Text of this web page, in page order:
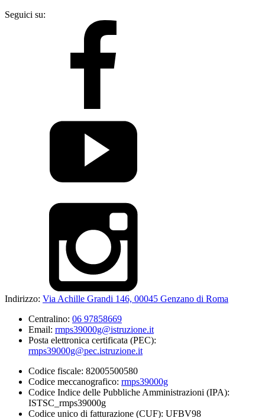
Seguici su:
Indirizzo: Via Achille Grandi 146, 00045 Genzano di Roma
Centralino: 06 97858669
Email: rmps39000g@istruzione.it
Posta elettronica certificata (PEC):
rmps39000g@pec.istruzione.it
Codice fiscale: 82005500580
Codice meccanografico: rmps39000g
Codice Indice delle Pubbliche Amministrazioni (IPA):
ISTSC_rmps39000g
Codice unico di fatturazione (CUF): UFBV98